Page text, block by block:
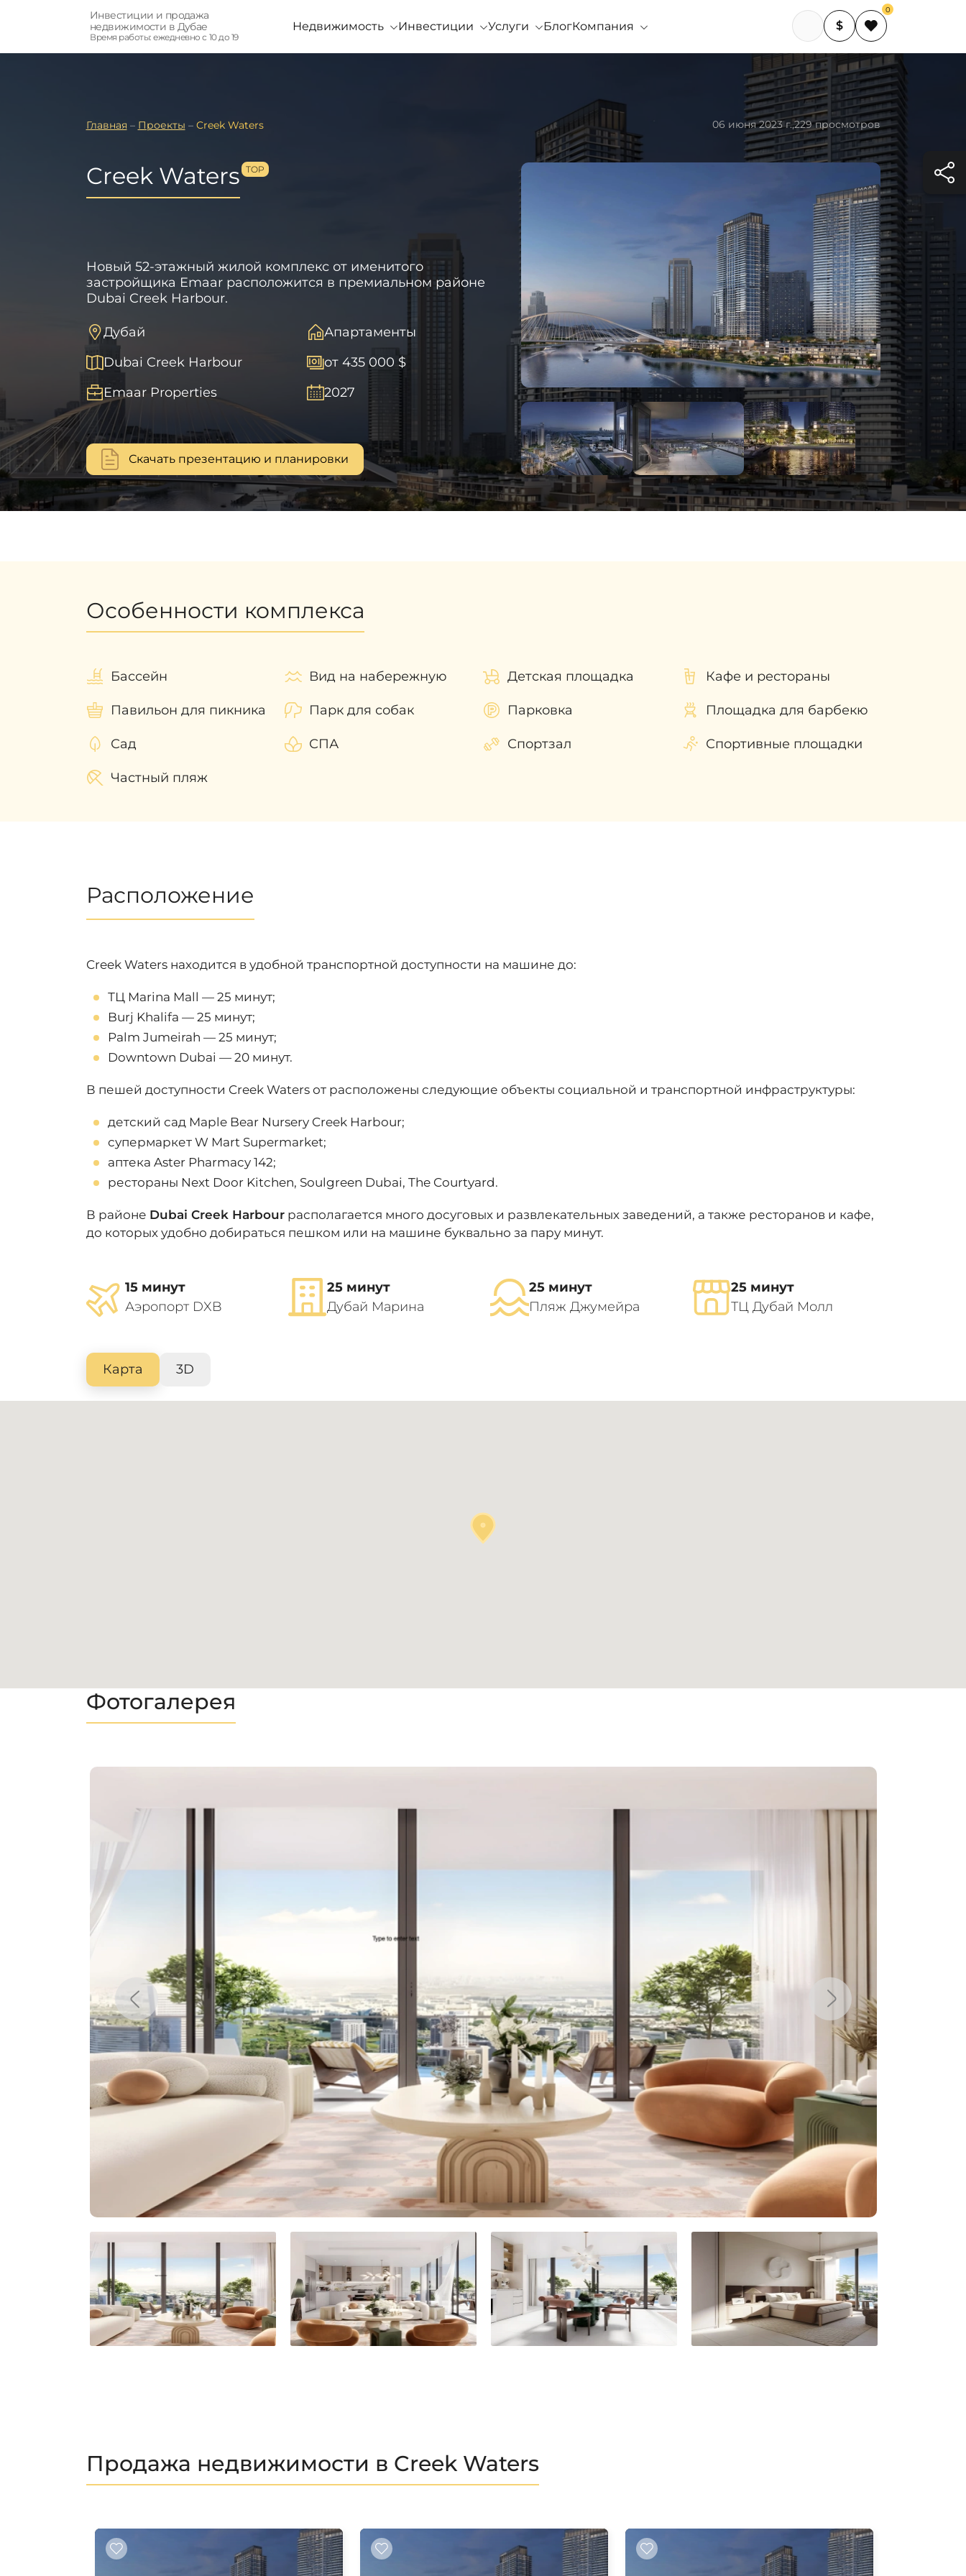
Инвестиции и продажа
недвижимости в Дубае
Время работы: ежедневно с 10 до 19
Недвижимость Инвестиции Услуги БлогКомпания $
0
Главная – Проекты – Creek Waters 06 июня 2023 г.,229 просмотров
Creek Waters
Новый 52-этажный жилой комплекс от именитого
застройщика Emaar расположится в премиальном районе
Dubai Creek Harbour.
Дубай
Апартаменты
Dubai Creek Harbour
от 435 000 $
Emaar Properties
2027
Скачать презентацию и планировки
Особенности комплекса
Бассейн Вид на набережную Детская площадка Кафе и рестораны
Павильон для пикника Парк для собак Парковка Площадка для барбекю
Сад СПА Спортзал Спортивные площадки
Частный пляж
Расположение
Creek Waters находится в удобной транспортной доступности на машине до:
ТЦ Marina Mall — 25 минут;
Burj Khalifa — 25 минут;
Palm Jumeirah — 25 минут;
Downtown Dubai — 20 минут.
В пешей доступности Creek Waters от расположены следующие объекты социальной и транспортной инфраструктуры:
детский сад Maple Bear Nursery Creek Harbour;
супермаркет W Mart Supermarket;
аптека Aster Pharmacy 142;
рестораны Next Door Kitchen, Soulgreen Dubai, The Courtyard.
В районе Dubai Creek Harbourрасполагается много досуговых и развлекательных заведений, а также ресторанов и кафе,
до которых удобно добираться пешком или на машине буквально за пару минут.
15 минут
Аэропорт DXB
25 минут
Дубай Марина
25 минут
Пляж Джумейра
25 минут
ТЦ Дубай Молл
Карта 3D
Фотогалерея
Продажа недвижимости в Creek Waters